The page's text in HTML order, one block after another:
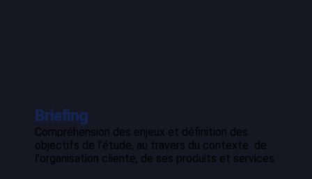
Briefing
Compréhension des enjeux et définition des
objectifs de l'étude, au travers du contexte de
l'organisation cliente, de ses produits et services.